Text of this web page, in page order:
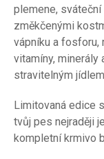
plemene,
změkčenými
vápníku a fosforu,
vitamíny, minerály
stravitelným
Limitovaná edice
tvůj pes nejraději
kompletní krmivo